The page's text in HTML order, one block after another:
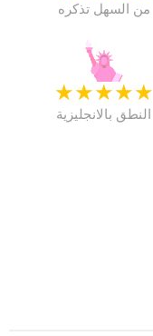
من السهل تذكره
★
★
★
★
★
النطق بالانجليزية